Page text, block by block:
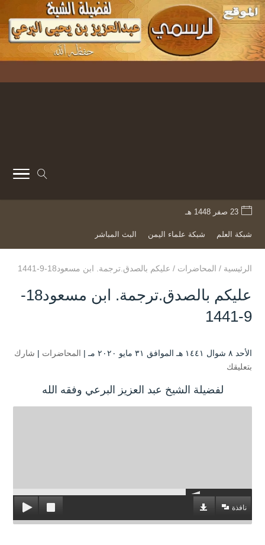
23 صفر 1448 هـ
شبكة العلم شبكة علماء اليمن البث المباشر
الرئيسية / المحاضرات / عليكم بالصدق.ترجمة. ابن مسعود18-9-1441
عليكم بالصدق.ترجمة. ابن مسعود18-
9-1441
الأحد ۸ شوال ۱٤٤۱ هـ الموافق ۳۱ مايو ۲۰۲۰ مـ | المحاضرات | شارك
بتعليقك
لفضيلة الشيخ عبد العزيز البرعي وفقه الله
نافذة